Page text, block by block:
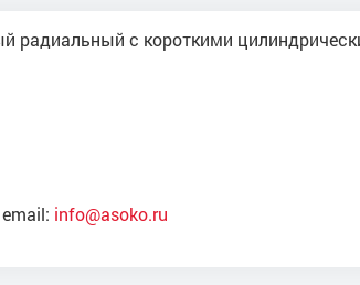
радиальный с короткими
info@asoko.ru